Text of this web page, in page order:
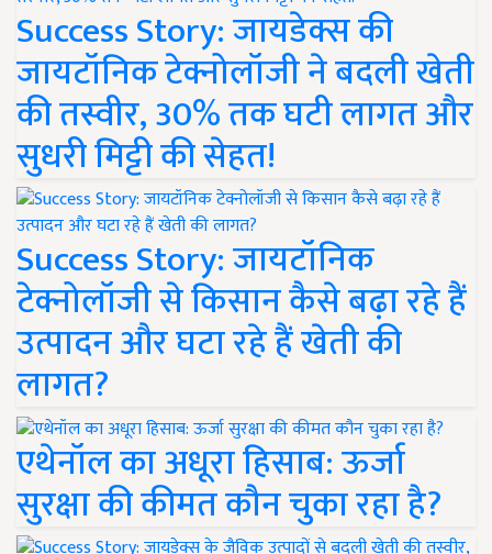
Success Story: जायडेक्स की
जायटॉनिक टेक्नोलॉजी ने बदली खेती
की तस्वीर, 30% तक घटी लागत और
सुधरी मिट्टी की सेहत!
Success Story: जायटॉनिक
टेक्नोलॉजी से किसान कैसे बढ़ा रहे हैं
उत्पादन और घटा रहे हैं खेती की
लागत?
एथेनॉल का अधूरा हिसाब: ऊर्जा
सुरक्षा की कीमत कौन चुका रहा है?